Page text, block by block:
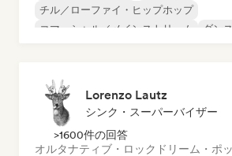
チル／ローファイ・ヒップホップ
コマーシャル／メインストリーム
ダン
Lorenzo Lautz
シンク・スーパーバイザー
>1600件の回答
オルタナティブ・ロック ドリーム・ポ